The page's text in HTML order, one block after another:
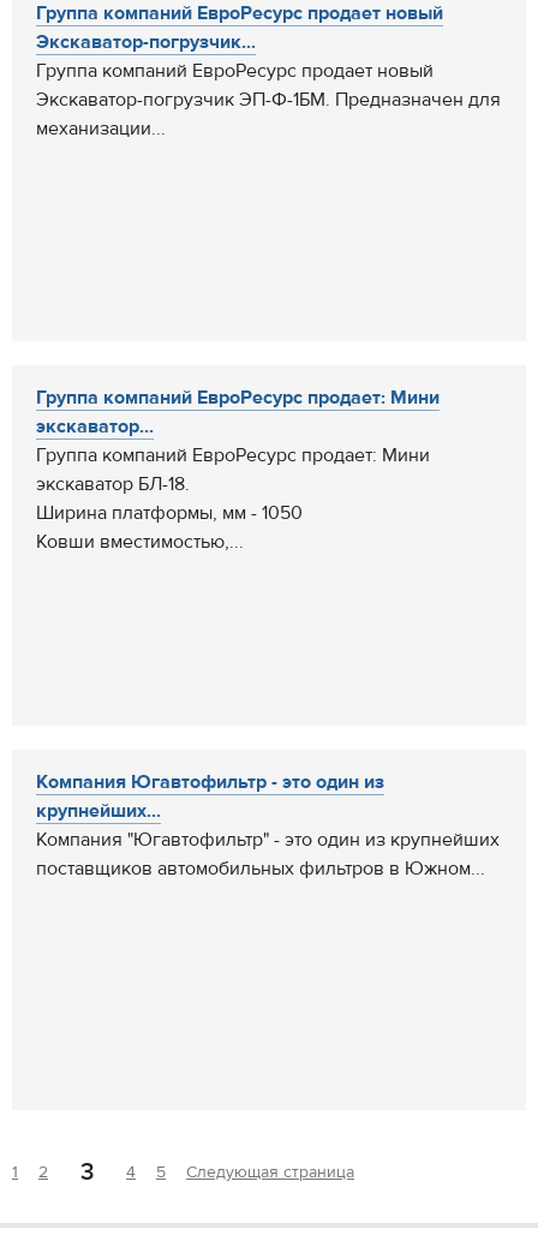
Группа компаний ЕвроРесурс продает новый
Экскаватор-погрузчик...
Группа компаний ЕвроРесурс продает новый
Экскаватор-погрузчик ЭП-Ф-1БМ. Предназначен для
механизации...
Группа компаний ЕвроРесурс продает: Мини
экскаватор...
Группа компаний ЕвроРесурс продает: Мини
экскаватор БЛ-18.
Ширина платформы, мм - 1050
Ковши вместимостью,...
Компания Югавтофильтр - это один из
крупнейших...
Компания "Югавтофильтр" - это один из крупнейших
поставщиков автомобильных фильтров в Южном...
1 2 3 4 5 Следующая страница